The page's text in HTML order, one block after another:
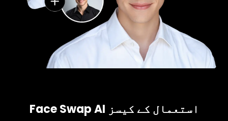
Face Swap AI استعمال کے کیسز